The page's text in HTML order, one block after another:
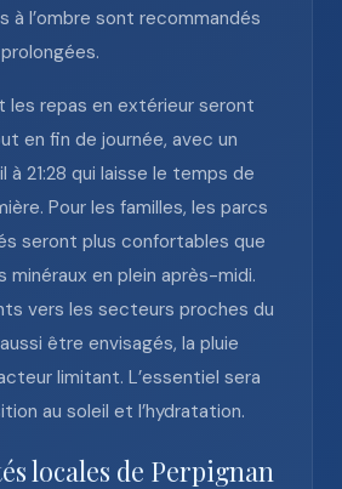
à l’ombre sont recommandés
les repas en extérieur seront
en fin de journée, avec un
à 21:28 qui laisse le temps de
Pour les familles, les parcs
seront plus confortables que
en plein après-midi.
vers les secteurs proches du
être envisagés, la pluie
limitant. L’essentiel sera
au soleil et l’hydratation.
locales de Perpignan